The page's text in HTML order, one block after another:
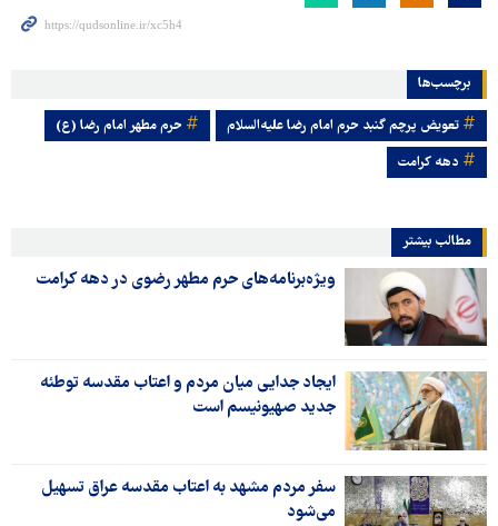
برچسب‌ها
تعویض پرچم گنبد حرم امام رضا علیه‌السلام
حرم مطهر امام رضا (ع)
دهه کرامت
مطالب بیشتر
ویژه‌برنامه‌های حرم مطهر رضوی در دهه کرامت
ایجاد جدایی میان مردم و اعتاب مقدسه توطئه
جدید صهیونیسم است
سفر مردم مشهد به اعتاب مقدسه عراق تسهیل
می‌شود